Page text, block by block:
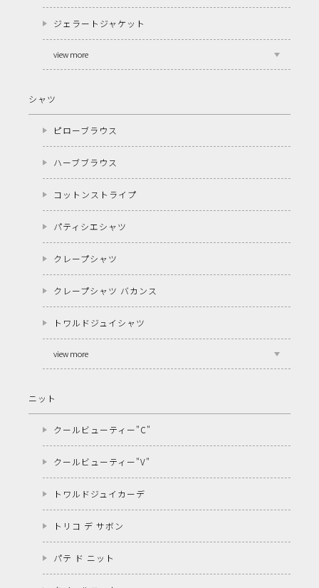
ジェラートジャケット
view more
シャツ
ピローブラウス
ハーブブラウス
コットンストライプ
パティシエシャツ
クレープシャツ
クレープシャツ バカンス
トワルドジュイシャツ
view more
ニット
クールビューティー"C"
クールビューティー"V"
トワルドジュイカーデ
トリコ デ サボン
パテ ド ニット